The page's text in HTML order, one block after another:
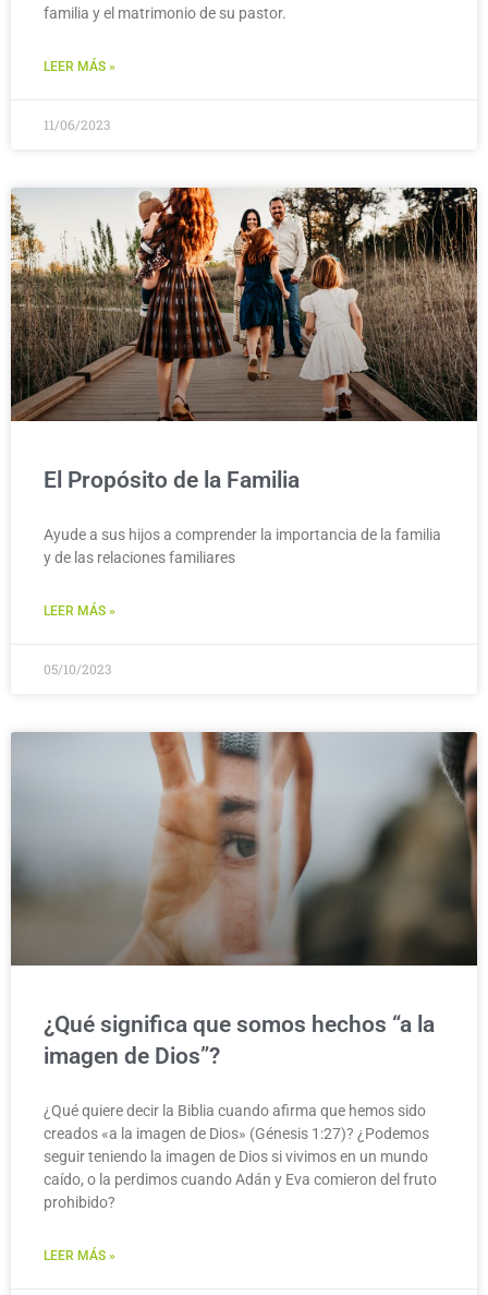
familia y el matrimonio de su pastor.
LEER MÁS »
11/06/2023
El Propósito de la Familia
Ayude a sus hijos a comprender la importancia de la familia
y de las relaciones familiares
LEER MÁS »
05/10/2023
¿Qué significa que somos hechos “a la
imagen de Dios”?
¿Qué quiere decir la Biblia cuando afirma que hemos sido
creados «a la imagen de Dios» (Génesis 1:27)? ¿Podemos
seguir teniendo la imagen de Dios si vivimos en un mundo
caído, o la perdimos cuando Adán y Eva comieron del fruto
prohibido?
LEER MÁS »